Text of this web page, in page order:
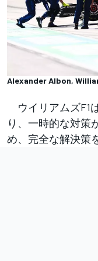
Alexander Albon,
ウイリアムズF1
り、一時的な対策
め、完全な解決策